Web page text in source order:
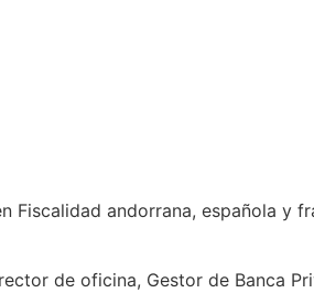
Fiscalidad andorrana, española y
de oficina, Gestor de Banca